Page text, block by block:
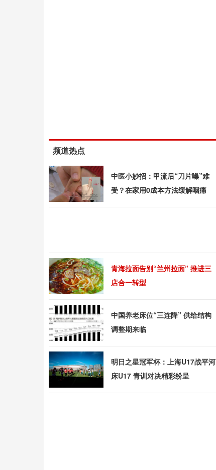
频道热点
中医小妙招：甲流后“刀片嗓”难
受？在家用0成本方法缓解咽痛
青海拉面告别“兰州拉面” 推进三
店合一转型
中国养老床位“三连降” 供给结构
调整期来临
明日之星冠军杯：上海U17战平河
床U17 青训对决精彩纷呈